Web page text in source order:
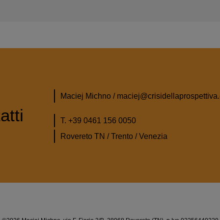
Maciej Michno /
T. +39 0461 156 0050
Rovereto TN / Trento / Venezia